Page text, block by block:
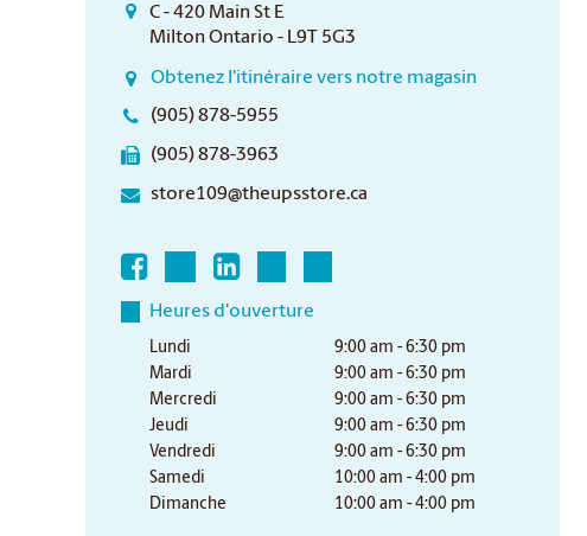
C - 420 Main St E
Milton Ontario - L9T 5G3
Obtenez l'itinéraire vers notre magasin
(905) 878-5955
(905) 878-3963
store109@theupsstore.ca
Heures d'ouverture
Lundi
9:00 am - 6:30 pm
Mardi
9:00 am - 6:30 pm
Mercredi
9:00 am - 6:30 pm
Jeudi
9:00 am - 6:30 pm
Vendredi
9:00 am - 6:30 pm
Samedi
10:00 am - 4:00 pm
Dimanche
10:00 am - 4:00 pm